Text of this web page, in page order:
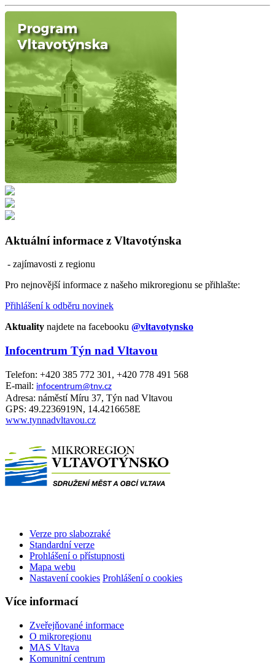
Aktuální informace z Vltavotýnska
- zajímavosti z regionu
Pro nejnovější informace z našeho mikroregionu se přihlašte:
Přihlášení k odběru novinek
Aktuality najdete na facebooku @vltavotynsko
Infocentrum Týn nad Vltavou
Telefon: +420 385 772 301, +420 778 491 568
E-mail: infocentrum@tnv.cz
Adresa: náměstí Míru 37, Týn nad Vltavou
GPS: 49.2236919N, 14.4216658E
www.tynnadvltavou.cz
Verze pro slabozraké
Standardní verze
Prohlášení o přístupnosti
Mapa webu
Nastavení cookies Prohlášení o cookies
Více informací
Zveřejňované informace
O mikroregionu
MAS Vltava
Komunitní centrum